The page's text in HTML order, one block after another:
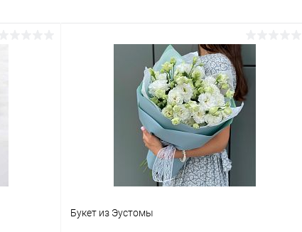
Букет из Эустомы